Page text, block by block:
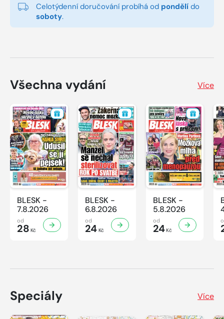
Celotýdenní doručování probíhá od pondělí do
soboty.
Všechna vydání Více
BLESK -
7.8.2026
od
28 Kč
BLESK -
6.8.2026
od
24Kč
BLESK -
5.8.2026
od
24Kč
Speciály Více